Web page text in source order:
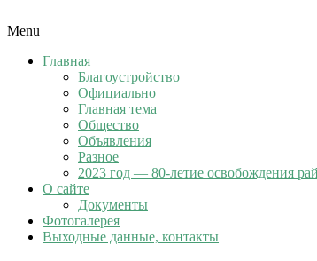
Menu
Главная
Благоустройство
Официально
Главная тема
Общество
Объявления
Разное
2023 год — 80-летие освобождения
О сайте
Документы
Фотогалерея
Выходные данные, контакты